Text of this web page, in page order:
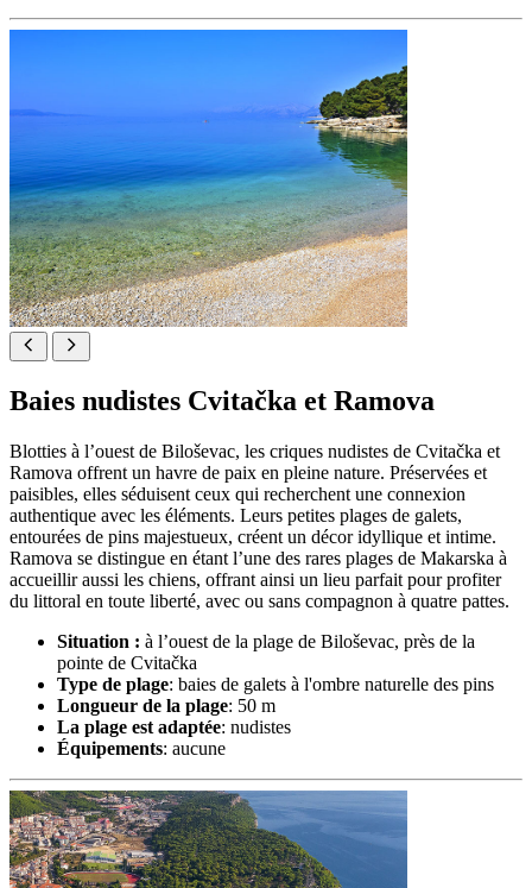
Baies nudistes Cvitačka et Ramova
Blotties à l’ouest de Biloševac, les criques nudistes de Cvitačka et
Ramova offrent un havre de paix en pleine nature. Préservées et
paisibles, elles séduisent ceux qui recherchent une connexion
authentique avec les éléments. Leurs petites plages de galets,
entourées de pins majestueux, créent un décor idyllique et intime.
Ramova se distingue en étant l’une des rares plages de Makarska à
accueillir aussi les chiens, offrant ainsi un lieu parfait pour profiter
du littoral en toute liberté, avec ou sans compagnon à quatre pattes.
Situation : à l’ouest de la plage de Biloševac, près de la
pointe de Cvitačka
Type de plage: baies de galets à l'ombre naturelle des pins
Longueur de la plage: 50 m
La plage est adaptée: nudistes
Équipements: aucune